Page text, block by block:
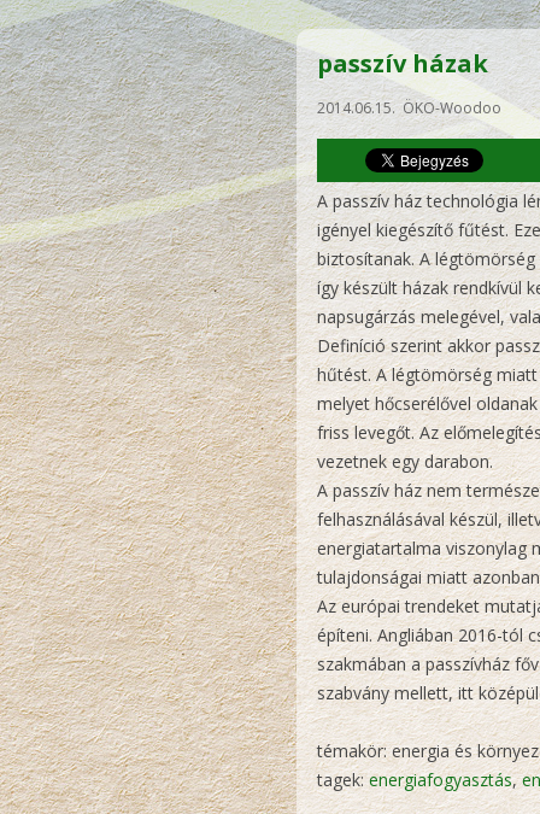
passzív házak
2014.06.15. ÖKO-Woodoo
A passzív ház technológia
igényel kiegészítő fűtést.
biztosítanak. A
így készült házak rendkívül
napsugárzás melegével,
Definíció szerint akkor
hűtést. A légtömörség
melyet hőcserélővel
friss levegőt. Az
vezetnek egy darabon.
A passzív ház nem
felhasználásával készül,
energiatartalma viszonylag
tulajdonságai miatt
Az európai trendeket
építeni. Angliában 2016-tól
szakmában a passzívház
szabvány mellett, itt
témakör: energia és
tagek:energiafogyasztás,